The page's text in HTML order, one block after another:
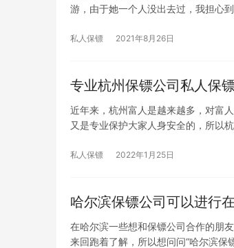
游，由于她一个人没出去过，我担心
私人保镖 2021年8月26日
专业杭州保镖公司私人保
近年来，杭州富人是越来越多，对富
又是专业保护大家人身安全的，所以
私人保镖 2022年1月25日
哈尔滨保镖公司可以进行
在哈尔滨一些想和保镖公司合作的朋
来回跑着了解，所以想问问“哈尔滨保